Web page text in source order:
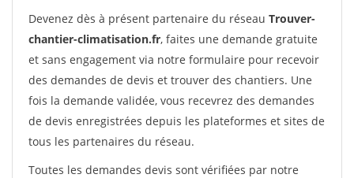
Devenez dès à présent partenaire du réseau Trouver-
chantier-climatisation.fr, faites une demande gratuite
et sans engagement via notre formulaire pour recevoir
des demandes de devis et trouver des chantiers. Une
fois la demande validée, vous recevrez des demandes
de devis enregistrées depuis les plateformes et sites de
tous les partenaires du réseau.
Toutes les demandes devis sont vérifiées par notre